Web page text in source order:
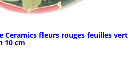
Ceramics fleurs rouges feuilles vert
10 cm